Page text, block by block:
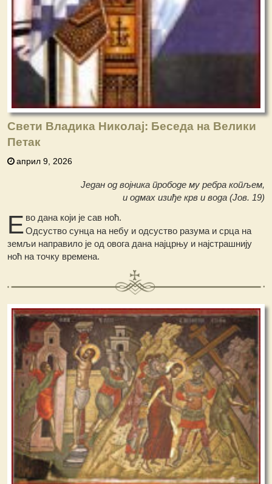
Свети Владика Николај: Беседа на Велики
Петак
април 9, 2026
Један од војника прободе му ребра копљем,
и одмах изиђе крв и вода (Јов. 19)
Е во дана који је сав ноћ.
Одсуство сунца на небу и одсуство разума и срца на
земљи направило је од овога дана најцрњу и најстрашнију
ноћ на точку времена.